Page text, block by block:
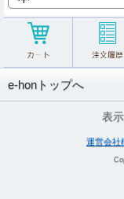
e-honトップへ
表示
運営会社